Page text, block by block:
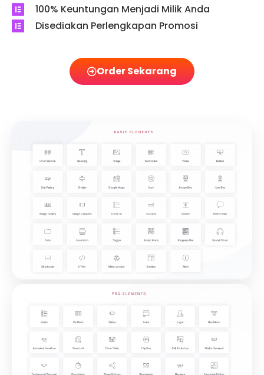
100% Keuntungan Menjadi Milik Anda
Disediakan Perlengkapan Promosi
Order Sekarang